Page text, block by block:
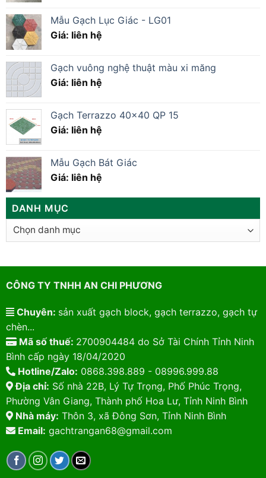
Mẫu Gạch Lục Giác - LG01
Giá: liên hệ
Gạch vuông nghệ thuật màu xi măng
Giá: liên hệ
Gạch Terrazzo 40×40 QP 15
Giá: liên hệ
Mẫu Gạch Bát Giác
Giá: liên hệ
DANH MỤC
Danh
CÔNG TY TNHH AN CHI PHƯƠNG
Chuyên: sản xuất gạch block, gạch terrazzo, gạch tự
chèn...
Mã số thuế: 2700904484 do Sở Tài Chính Tỉnh Ninh
Bình cấp ngày 18/04/2020
Hotline/Zalo: 0868.398.889 - 08996.999.88
Địa chỉ: Số nhà 22B, Lý Tự Trọng, Phố Phúc Trọng,
Phường Vân Giang, Thành phố Hoa Lư, Tỉnh Ninh Bình
Nhà máy: Thôn 3, xã Đông Sơn, Tỉnh Ninh Bình
Email: gachtrangan68@gmail.com